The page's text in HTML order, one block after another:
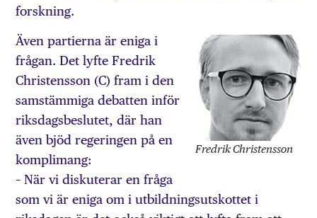
forskning.
Fredrik Christensson
Även partierna är eniga i
frågan. Det lyfte Fredrik
Christensson (C) fram i den
samstämmiga debatten inför
riksdagsbeslutet, där han
även bjöd regeringen på en
komplimang:
– När vi diskuterar en fråga
som vi är eniga om i utbildningsutskottet i